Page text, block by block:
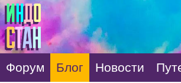
Форум Блог Новости